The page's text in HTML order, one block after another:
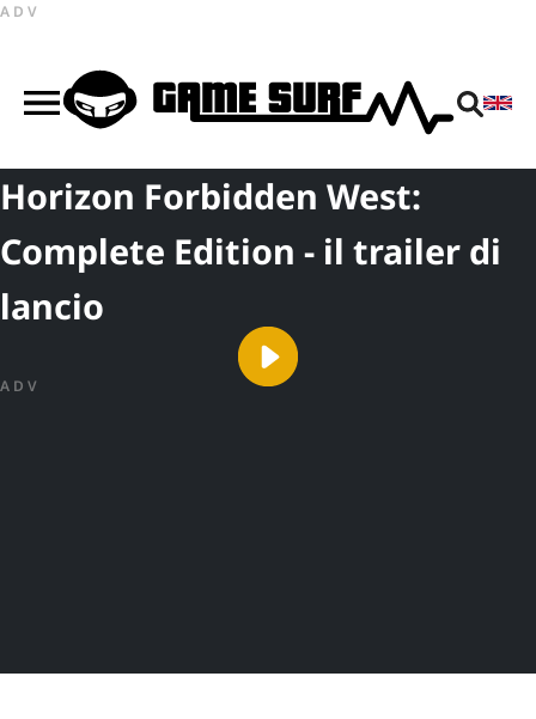
ADV
Horizon Forbidden West:
Complete Edition - il trailer di
lancio
ADV